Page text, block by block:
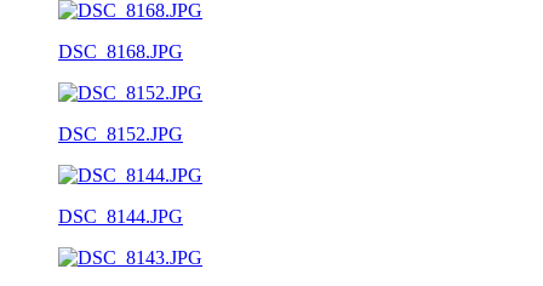
DSC_8168.JPG
DSC_8152.JPG
DSC_8144.JPG